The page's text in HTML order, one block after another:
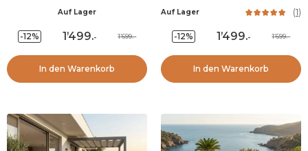
Auf Lager
-12% 1’499.- 1’699.-
In den Warenkorb
Auf Lager (1)
-12% 1’499.- 1’699.-
In den Warenkorb